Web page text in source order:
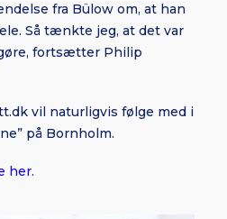
fra Bülow om, at han
Så tænkte jeg, at det var
fortsætter Philip
vil naturligvis følge med i
på Bornholm.
her.